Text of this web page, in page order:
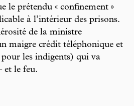
le prétendu « confinement »
à l’intérieur des prisons.
de la ministre
maigre crédit téléphonique et
les indigents) qui va
et le feu.